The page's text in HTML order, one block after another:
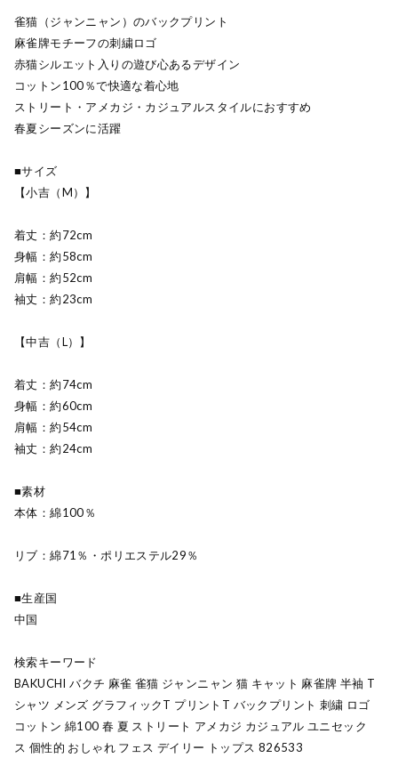
雀猫（ジャンニャン）のバックプリント
麻雀牌モチーフの刺繍ロゴ
赤猫シルエット入りの遊び心あるデザイン
コットン100％で快適な着心地
ストリート・アメカジ・カジュアルスタイルにおすすめ
春夏シーズンに活躍
■サイズ
【小吉（M）】
着丈：約72cm
身幅：約58cm
肩幅：約52cm
袖丈：約23cm
【中吉（L）】
着丈：約74cm
身幅：約60cm
肩幅：約54cm
袖丈：約24cm
■素材
本体：綿100％
リブ：綿71％・ポリエステル29％
■生産国
中国
検索キーワード
BAKUCHI バクチ 麻雀 雀猫 ジャンニャン 猫 キャット 麻雀牌 半袖 T
シャツ メンズ グラフィックT プリントT バックプリント 刺繍 ロゴ
コットン 綿100 春 夏 ストリート アメカジ カジュアル ユニセック
ス 個性的 おしゃれ フェス デイリー トップス 826533